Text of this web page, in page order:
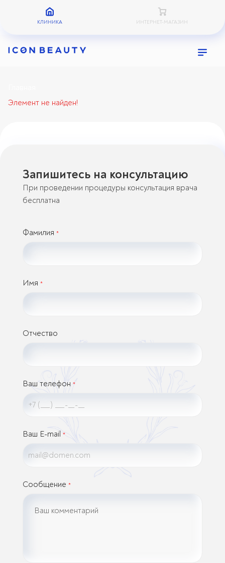
КЛИНИКА ИНТЕРНЕТ-МАГАЗИН
Элемент не найден!
Запишитесь на консультацию
При проведении процедуры консультация врача
бесплатна
Фамилия *
Имя *
Отчество
Ваш телефон *
Ваш E-mail *
Сообщение *